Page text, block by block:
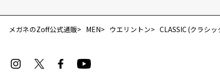
メガネのZoff公式通販 MEN ウエリントン CLASSIC (クラシッ